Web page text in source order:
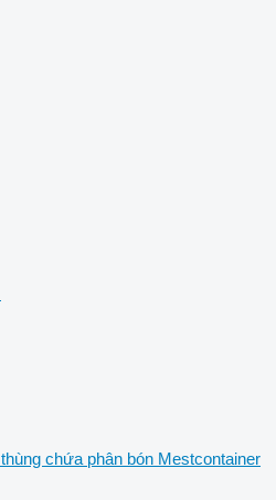
thùng chứa phân bón Mestcontainer